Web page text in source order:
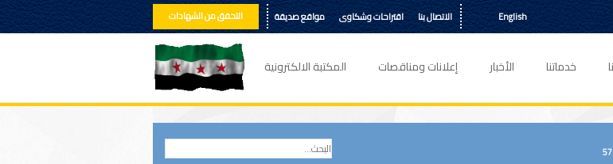
التحقق من الشهادات الاتصال بنا اقتراحات وشكاوى مواقع صديقة English
خدماتنا الأخبار إعلانات ومناقصات المكتبة الالكترونية